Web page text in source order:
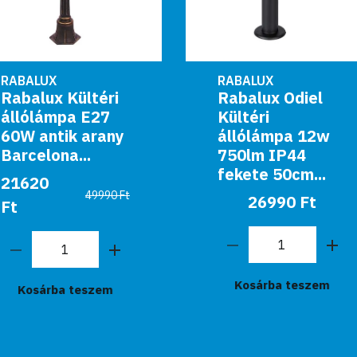
RABALUX
Rabalux Odiel
Kültéri
állólámpa 12w
750lm IP44
fekete 50cm...
26990 Ft
Kosárba teszem
RABALUX
Rabalux Kültéri
állólámpa E27
40W barna
Budapest
18990 Ft
Kosárba teszem